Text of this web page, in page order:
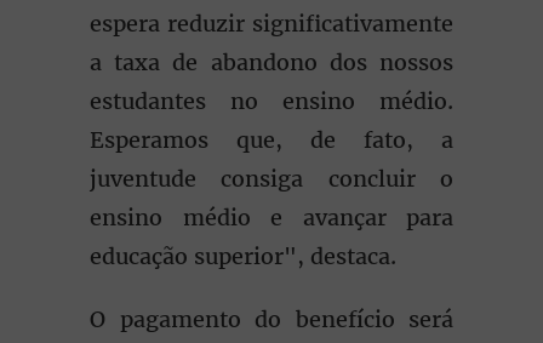
espera reduzir significativamente
a taxa de abandono dos nossos
estudantes no ensino médio.
Esperamos que, de fato, a
juventude consiga concluir o
ensino médio e avançar para
educação superior", destaca.
O pagamento do benefício será